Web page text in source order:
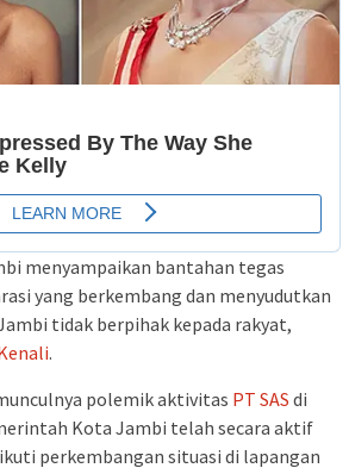
menyampaikan bantahan tegas
yang berkembang dan menyudutkan
tidak berpihak kepada rakyat,
.
polemik aktivitas PT SAS di
Kota Jambi telah secara aktif
perkembangan situasi di lapangan